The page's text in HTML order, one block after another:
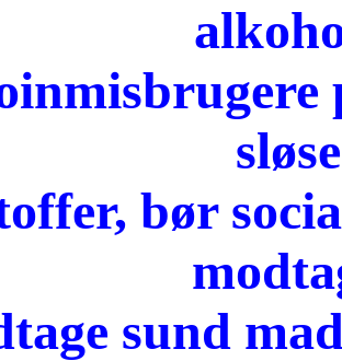
bør
sund